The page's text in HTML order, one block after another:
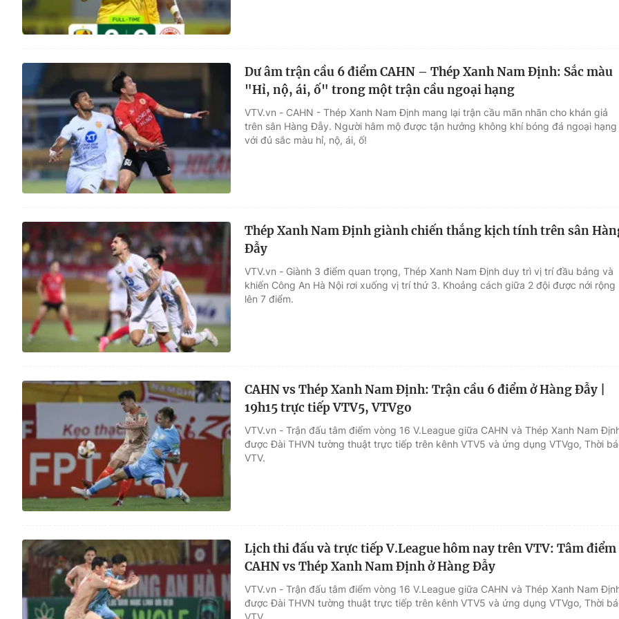
Dư âm trận cầu 6 điểm CAHN – Thép Xanh Nam Định: Sắc màu
"Hỉ, nộ, ái, ố" trong một trận cầu ngoại hạng
VTV.vn - CAHN - Thép Xanh Nam Định mang lại trận cầu mãn nhãn cho khán giả
trên sân Hàng Đẫy. Người hâm mộ được tận hưởng không khí bóng đá ngoại hạng
với đủ sắc màu hỉ, nộ, ái, ố!
Thép Xanh Nam Định giành chiến thắng kịch tính trên sân
Đẫy
VTV.vn - Giành 3 điểm quan trọng, Thép Xanh Nam Định duy trì vị trí đầu bảng và
khiến Công An Hà Nội rơi xuống vị trí thứ 3. Khoảng cách giữa 2 đội được nới rộng
lên 7 điểm.
CAHN vs Thép Xanh Nam Định: Trận cầu 6 điểm ở Hàng Đẫy |
19h15 trực tiếp VTV5, VTVgo
VTV.vn - Trận đấu tâm điểm vòng 16 V.League giữa CAHN và Thép Xanh Nam
được Đài THVN tường thuật trực tiếp trên kênh VTV5 và ứng dụng VTVgo, Thời
VTV.
Lịch thi đấu và trực tiếp V.League hôm nay trên VTV: Tâm điểm
CAHN vs Thép Xanh Nam Định ở Hàng Đẫy
VTV.vn - Trận đấu tâm điểm vòng 16 V.League giữa CAHN và Thép Xanh Nam
được Đài THVN tường thuật trực tiếp trên kênh VTV5 và ứng dụng VTVgo, Thời
VTV.